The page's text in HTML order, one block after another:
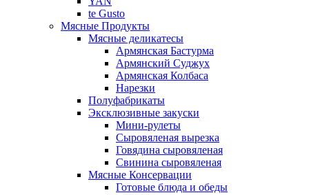
te Gusto
Мясные Продукты
Мясные деликатесы
Армянская Бастурма
Армянский Суджух
Армянская Колбаса
Нарезки
Полуфабрикаты
Эксклюзивные закуски
Мини-рулеты
Сыровяленая вырезка
Говядина сыровяленая
Свинина сыровяленая
Мясные Консервации
Готовые блюда и обеды